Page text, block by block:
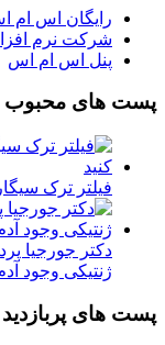
رایگان اس ام
شرکت نرم
پنل اس ام اس
پست های محبوب
فیلتر ترک
دکتر جورجیا
ژنتیکی وجود
پست های پربازدید